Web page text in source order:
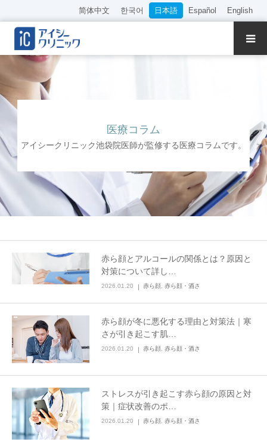
简体中文 한국어 日本語 Español English
医療コラム
アイシークリニック池袋院医師が監修する医療コラムです。
赤ら顔とアルコールの関係とは？原因と
対策について詳し…
2026.01.20 赤ら顔 赤ら顔・酒さ
赤ら顔が冬に悪化する理由と対策法｜寒
さが引き起こす肌…
2026.01.20 赤ら顔 赤ら顔・酒さ
ストレスが引き起こす赤ら顔の原因と対
策｜症状改善のポ…
2026.01.20 赤ら顔 赤ら顔・酒さ
クリニック紹介
診療内容
WEB予約
料金表
採用情報
言語
简体中文 한국어 日本語 Español
English